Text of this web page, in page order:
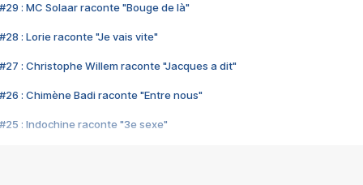
#29 : MC Solaar raconte "Bouge de là"
#28 : Lorie raconte "Je vais vite"
#27 : Christophe Willem raconte "Jacques a dit"
#26 : Chimène Badi raconte "Entre nous"
#25 : Indochine raconte "3e sexe"